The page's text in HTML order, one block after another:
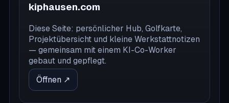
kiphausen.com
Diese Seite: persönlicher Hub, Golfkarte,
Projektübersicht und kleine Werkstattnotizen
— gemeinsam mit einem KI-Co-Worker
gebaut und gepflegt.
Öffnen ↗